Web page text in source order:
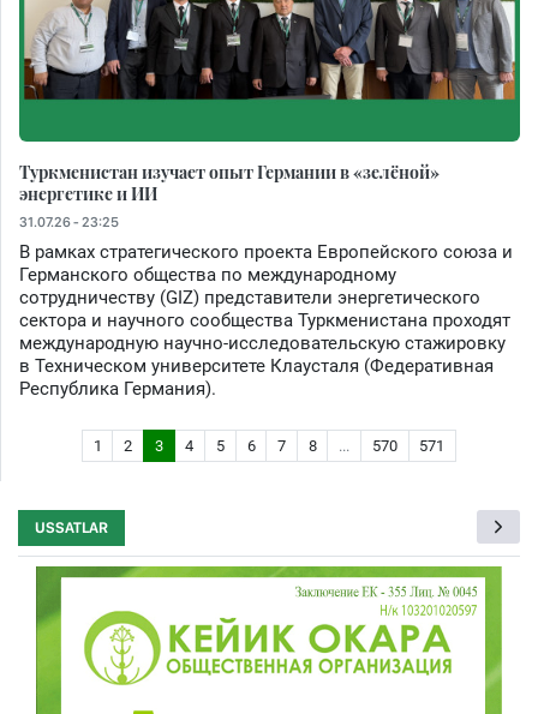
Туркменистан изучает опыт Германии в «зелёной»
энергетике и ИИ
31.07.26 - 23:25
В рамках стратегического проекта Европейского союза и
Германского общества по международному
сотрудничеству (GIZ) представители энергетического
сектора и научного сообщества Туркменистана проходят
международную научно-исследовательскую стажировку
в Техническом университете Клаусталя (Федеративная
Республика Германия).
1 2 3 4 5 6 7 8 ... 570 571
USSATLAR